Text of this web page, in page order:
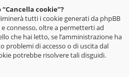
cookie”?
tutti i cookie generati da phpBB
connesso, oltre a permetterti ad
che hai letto, se l’amministrazione ha
problemi di accesso o di uscita dal
potrebbe risolvere tali disguidi.